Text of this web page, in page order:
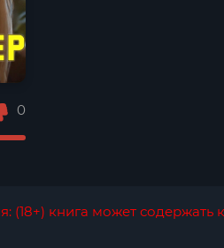
0
(18+) книга может содержать